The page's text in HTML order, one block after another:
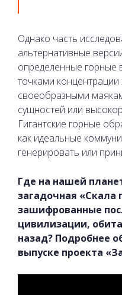
Однако часть
альтернативные
определенные горные
точками концентрации
своеобразными
сущностей или
Гигантские горные
как идеальные
генерировать или
Где на нашей
загадочная «Скала
зашифрованные
цивилизации,
назад? Подробнее
выпуске проекта